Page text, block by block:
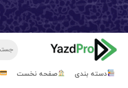
دسته بندی صفحه نخست